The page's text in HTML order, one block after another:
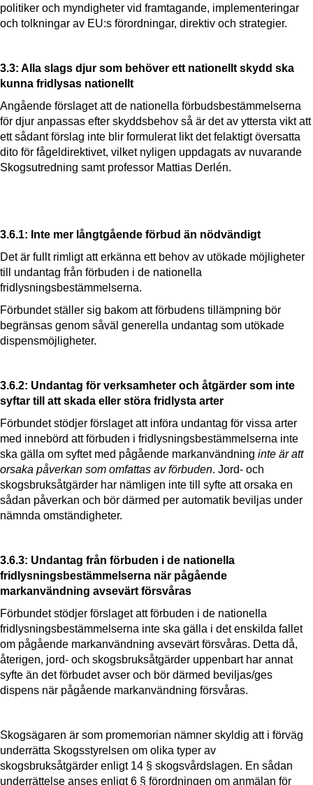
politiker och myndigheter vid framtagande, implementeringar
och tolkningar av EU:s förordningar, direktiv och strategier.
3.3: Alla slags djur som behöver ett nationellt skydd ska
kunna fridlysas nationellt
Angående förslaget att de nationella förbudsbestämmelserna
för djur anpassas efter skyddsbehov så är det av yttersta vikt att
ett sådant förslag inte blir formulerat likt det felaktigt översatta
dito för fågeldirektivet, vilket nyligen uppdagats av nuvarande
Skogsutredning samt professor Mattias Derlén.
3.6.1: Inte mer långtgående förbud än nödvändigt
Det är fullt rimligt att erkänna ett behov av utökade möjligheter
till undantag från förbuden i de nationella
fridlysningsbestämmelserna.
Förbundet ställer sig bakom att förbudens tillämpning bör
begränsas genom såväl generella undantag som utökade
dispensmöjligheter.
3.6.2: Undantag för verksamheter och åtgärder som inte
syftar till att skada eller störa fridlysta arter
Förbundet stödjer förslaget att införa undantag för vissa arter
med innebörd att förbuden i fridlysningsbestämmelserna inte
ska gälla om syftet med pågående markanvändning inte är att
orsaka påverkan som omfattas av förbuden. Jord- och
skogsbruksåtgärder har nämligen inte till syfte att orsaka en
sådan påverkan och bör därmed per automatik beviljas under
nämnda omständigheter.
3.6.3: Undantag från förbuden i de nationella
fridlysningsbestämmelserna när pågående
markanvändning avsevärt försvåras
Förbundet stödjer förslaget att förbuden i de nationella
fridlysningsbestämmelserna inte ska gälla i det enskilda fallet
om pågående markanvändning avsevärt försvåras. Detta då,
återigen, jord- och skogsbruksåtgärder uppenbart har annat
syfte än det förbudet avser och bör därmed beviljas/ges
dispens när pågående markanvändning försvåras.
Skogsägaren är som promemorian nämner skyldig att i förväg
underrätta Skogsstyrelsen om olika typer av
skogsbruksåtgärder enligt 14 § skogsvårdslagen. En sådan
underrättelse anses enligt 6 § förordningen om anmälan för